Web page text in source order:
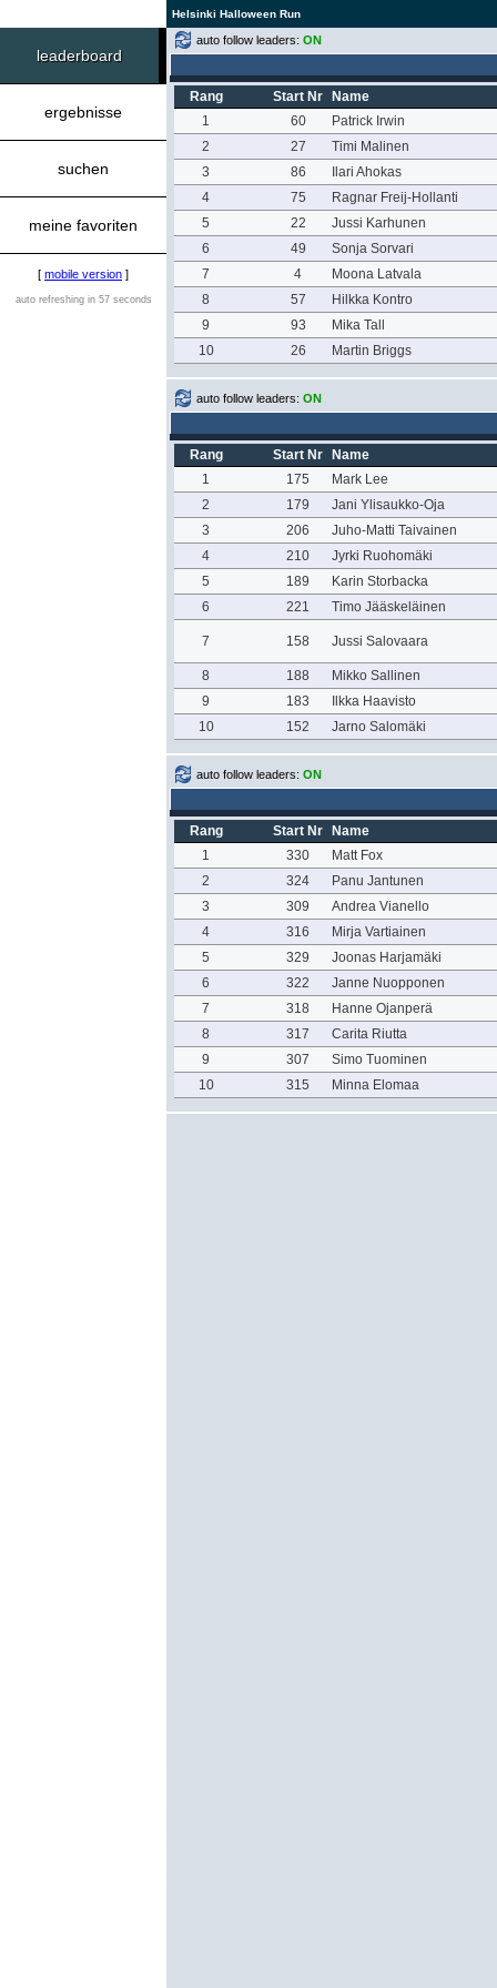
Helsinki Halloween Run
leaderboard
ergebnisse
suchen
meine favoriten
[ mobile version ]
auto refreshing in 57 seconds
auto follow leaders: ON
Rang Start Nr
Name
1
60
Patrick Irwin
2
27
Timi Malinen
3
86
Ilari Ahokas
4
75
Ragnar Freij-Hollanti
5
22
Jussi Karhunen
6
49
Sonja Sorvari
7
4
Moona Latvala
8
57
Hilkka Kontro
9
93
Mika Tall
10
26 Martin Briggs
auto follow leaders: ON
Rang Start Nr
Name
1
175
Mark Lee
2
179
Jani Ylisaukko-Oja
3
206
Juho-Matti Taivainen
4
210
Jyrki Ruohomäki
5
189
Karin Storbacka
6
221 Timo Jääskeläinen
7 158 Jussi Salovaara
8 188
Mikko Sallinen
9
183
Ilkka Haavisto
10
152 Jarno Salomäki
auto follow leaders: ON
Rang Start Nr
Name
1
330
Matt Fox
2
324
Panu Jantunen
3
309
Andrea Vianello
4
316
Mirja Vartiainen
5
329
Joonas Harjamäki
6
322
Janne Nuopponen
7
318
Hanne Ojanperä
8
317
Carita Riutta
9
307
Simo Tuominen
10
315 Minna Elomaa